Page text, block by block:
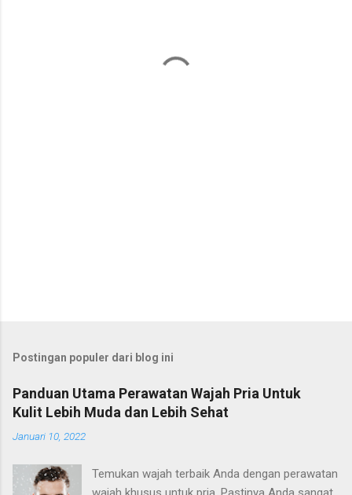
Postingan populer dari blog ini
Panduan Utama Perawatan Wajah Pria Untuk
Kulit Lebih Muda dan Lebih Sehat
Januari 10, 2022
Temukan wajah terbaik Anda dengan perawatan